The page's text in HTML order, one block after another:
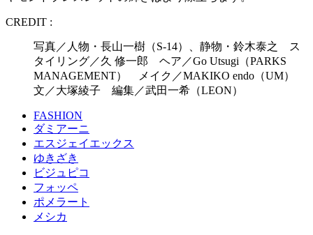
CREDIT :
写真／人物・長山一樹（S-14）、静物・鈴木泰之 ス
タイリング／久 修一郎 ヘア／Go Utsugi（PARKS
MANAGEMENT） メイク／MAKIKO endo（UM）
文／大塚綾子 編集／武田一希（LEON）
FASHION
ダミアーニ
エスジェイエックス
ゆきざき
ビジュピコ
フォッペ
ポメラート
メシカ